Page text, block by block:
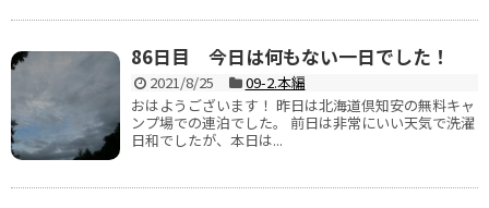
86日目 今日は何もない一日でした！
2021/8/25
09-2.本編
おはようございます！ 昨日は北海道倶知安の無料キャ
ンプ場での連泊でした。 前日は非常にいい天気で洗濯
日和でしたが、本日は...